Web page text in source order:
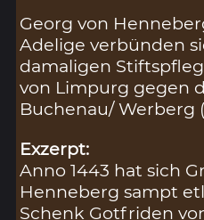
Georg von
Adelige verbünden
damaligen
von Limpurg gegen
Buchenau/ Werberg (
Exzerpt:
Anno 1443 hat sich
Henneberg sampt
Schenk Gotfriden